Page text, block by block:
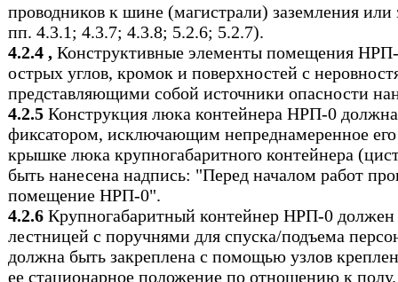
проводников к шине (магистрали) заземления
пп. 4.3.1; 4.3.7; 4.3.8; 5.2.6; 5.2.7).
4.2.4 , Конструктивные элементы помещения
острых углов, кромок и поверхностей с
представляющими собой источники опасности
4.2.5 Конструкция люка контейнера НРП-0
фиксатором, исключающим непреднамеренное
крышке люка крупногабаритного контейнера
быть нанесена надпись: "Перед началом работ
помещение НРП-0".
4.2.6 Крупногабаритный контейнер НРП-0
лестницей с поручнями для спуска/подъема
должна быть закреплена с помощью узлов
ее стационарное положение по отношению к